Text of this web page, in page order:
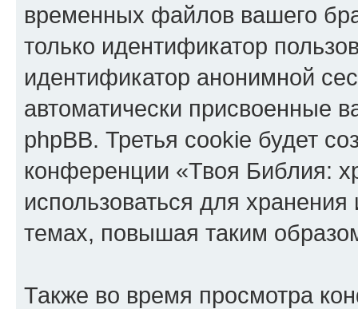
временных файлов вашего
только идентификатор
идентификатор анонимной
автоматически присвоенные
phpBB. Третья cookie будет
конференции «Твоя Библия:
использоваться для
темах, повышая таким
Также во время просмотра